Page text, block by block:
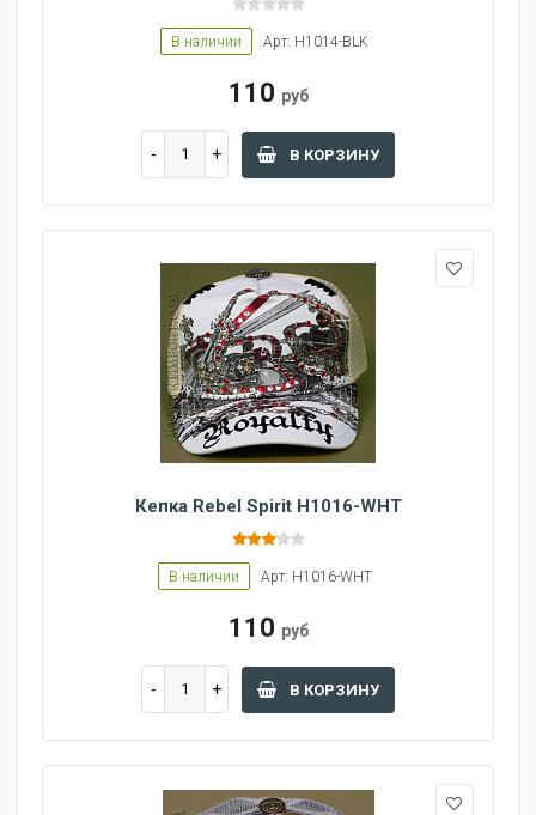
В наличии Арт: H1014-BLK
110 руб
В КОРЗИНУ
Кепка Rebel Spirit H1016-WHT
В наличии Арт: H1016-WHT
110 руб
В КОРЗИНУ